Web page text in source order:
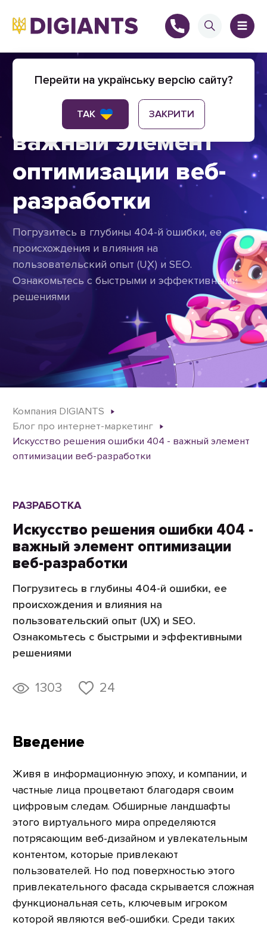
Искусство решения
ошибки 404 -
важный элемент
оптимизации веб-
разработки
Погрузитесь в глубины 404-й ошибки, ее
происхождения и влияния на
пользовательский опыт (UX) и SEO.
Ознакомьтесь с быстрыми и эффективными
решениями
Компания DIGIANTS
Блог про интернет-маркетинг
Искусство решения ошибки 404 - важный элемент
оптимизации веб-разработки
РАЗРАБОТКА
Искусство решения ошибки 404 -
важный элемент оптимизации
веб-разработки
Погрузитесь в глубины 404-й ошибки, ее
происхождения и влияния на
пользовательский опыт (UX) и SEO.
Ознакомьтесь с быстрыми и эффективными
решениями
1303 24
Введение
Живя в информационную эпоху, и компании, и
частные лица процветают благодаря своим
цифровым следам. Обширные ландшафты
этого виртуального мира определяются
потрясающим веб-дизайном и увлекательным
контентом, которые привлекают
пользователей. Но под поверхностью этого
привлекательного фасада скрывается сложная
функциональная сеть, ключевым игроком
которой являются веб-ошибки. Среди таких
+
Перейти на українську версію сайту?
ЗАКРИТИ
ТАК